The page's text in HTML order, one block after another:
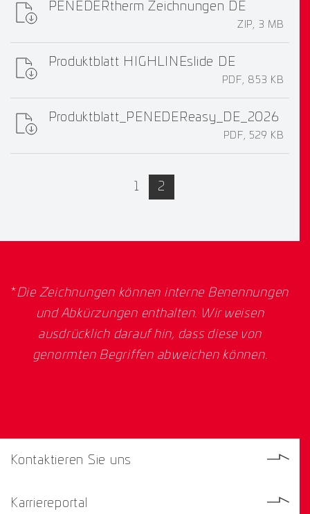
PENEDERtherm Zeichnungen DE
ZIP, 3 MB
Produktblatt HIGHLINEslide DE
PDF, 853 KB
Produktblatt_PENEDEReasy_DE_2026
PDF, 529 KB
1 2
*Die Zeichnungen können interne Benennungen
und Abkürzungen enthalten. Wir weisen
ausdrücklich darauf hin, dass diese von
genormten Begriffen abweichen können.
Kontaktieren Sie uns
Karriereportal